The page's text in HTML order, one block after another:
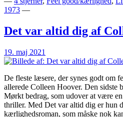
1973 —
Det var altid dig af
19. maj 2021
De fleste læsere, der synes godt om
allerede Colleen Hoover. Den sidste
Mørkt bedrag, som udover at være
thriller. Med Det var altid dig er hun
kærlighedsroman, som måske nok